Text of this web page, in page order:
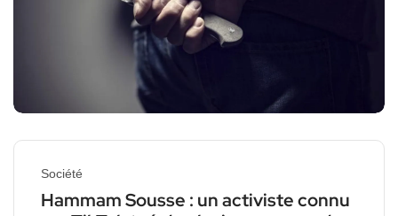
Société
Hammam Sousse : un activiste connu